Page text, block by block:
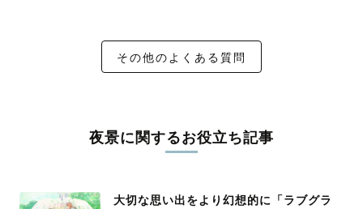
その他のよくある質問
夜景に関するお役立ち記事
大切な思い出をより幻想的に「ラブグラ